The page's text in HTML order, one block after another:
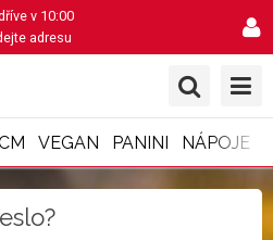
v 10:00
adresu
VEGAN PANINI NÁPOJE